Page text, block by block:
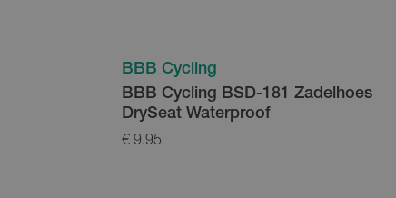
BBB Cycling
BBB Cycling BSD-181 Zadelhoes
DrySeat Waterproof
€ 9.95